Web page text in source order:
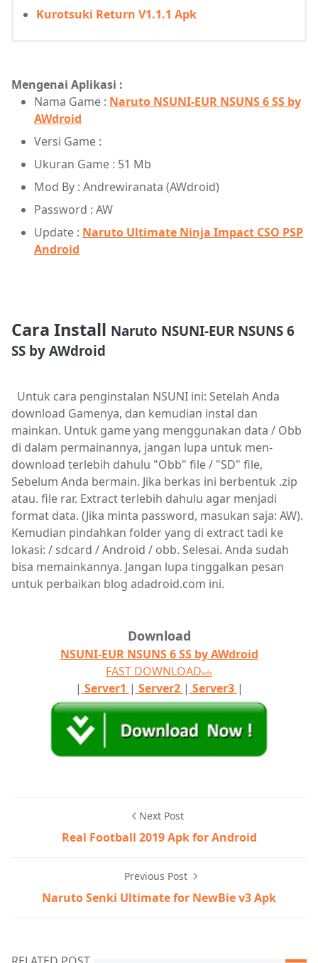
Kurotsuki Return V1.1.1 Apk
Mengenai Aplikasi :
Nama Game : Naruto NSUNI-EUR NSUNS 6 SS by
AWdroid
Versi Game :
Ukuran Game : 51 Mb
Mod By : Andrewiranata (AWdroid)
Password : AW
Update : Naruto Ultimate Ninja Impact CSO PSP
Android
Cara Install Naruto NSUNI-EUR NSUNS 6
SS by AWdroid
Untuk cara penginstalan NSUNI ini: Setelah Anda
download Gamenya, dan kemudian instal dan
mainkan. Untuk game yang menggunakan data / Obb
di dalam permainannya, jangan lupa untuk men-
download terlebih dahulu "Obb" file / "SD" file,
Sebelum Anda bermain. Jika berkas ini berbentuk .zip
atau. file rar. Extract terlebih dahulu agar menjadi
format data. (Jika minta password, masukan saja: AW).
Kemudian pindahkan folder yang di extract tadi ke
lokasi: / sdcard / Android / obb. Selesai. Anda sudah
bisa memainkannya. Jangan lupa tinggalkan pesan
untuk perbaikan blog adadroid.com ini.
Download
NSUNI-EUR NSUNS 6 SS by AWdroid
FAST DOWNLOADads
| Server1 | Server2 | Server3 |
Next Post
Real Football 2019 Apk for Android
Previous Post
Naruto Senki Ultimate for NewBie v3 Apk